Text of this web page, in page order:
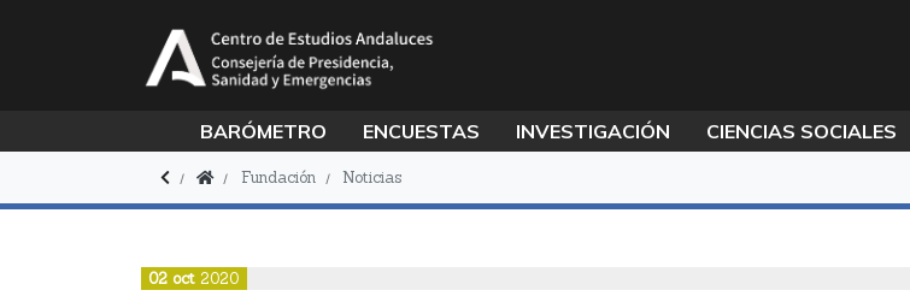
BARÓMETRO ENCUESTAS INVESTIGACIÓN CIENCIAS SOCIALES
Fundación Noticias
02 oct 2020